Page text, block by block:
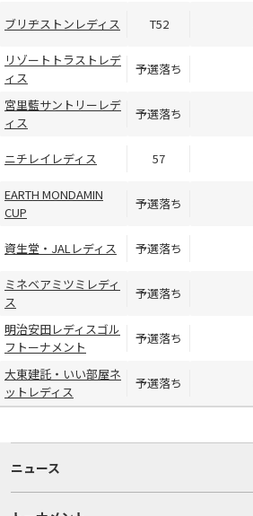
ブリヂストンレディス T52
リゾートトラストレデ
ィス
予選落ち
宮里藍サントリーレデ
ィス
予選落ち
ニチレイレディス 57
EARTH MONDAMIN
CUP
予選落ち
資生堂・JALレディス 予選落ち
ミネベアミツミレディ
ス
予選落ち
明治安田レディスゴル
フトーナメント
予選落ち
大東建託・いい部屋ネ
ットレディス
予選落ち
ニュース